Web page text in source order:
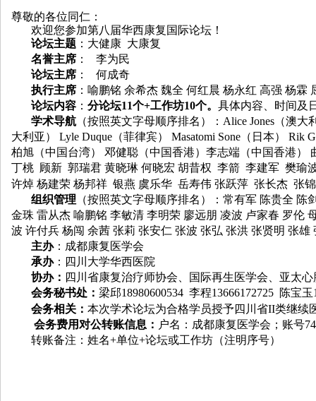
尊敬的各位同仁：
欢迎您参加第八届华西康复国际论坛！
论坛主题 ：大健康 大康复
名誉主席 ：
李为民
论坛主席 ：
何成奇
执行主席 ：喻鹏铭 余希杰 魏全 何红晨 杨永红 高强 杨霖
论坛内容 ：分论坛11个+工作坊10个。具体内容、时间及
学术导航 （按照英文字母顺序排名）： Alice Jones （澳大
大利亚）
Lyle Duque （菲律宾） Masatomi Sone （日本） Rik
柏旭（中国台湾） 邓健聪（中国香港）李志端（中国香港）
丁桃 顾新 郭瑞君 黄晓琳 何晓宏 胡昔权 李箭 李建军 樊瑜
许焯 杨建荣 杨邦祥 银燕 虞乐华 岳寿伟 张跃萍 张长杰 张
组织管理 （按照英文字母顺序排名）：常有军 陈贵全
金珠 雷从杰 喻鹏铭 李敏清 李明荣 廖远朋 凌波 卢家春 罗伦
波 许付兵 杨闯 余茜 张莉 张安仁 张波 张弘 张洪 张贤明 张
主办：成都康复医学会
承办：四川大学华西医院
协办： 四川省康复治疗师协会、国际再生医学会、亚太
会务秘书处：梁邱18980600534 李程13666172725 陈宝玉
会务相关：本次学术论坛为合格学员授予四川省II类继续
会务费用对公转账信息： 户名：成都康复医学会；账号
转账备注：姓名+单位+论坛或工作坊（注明序号）